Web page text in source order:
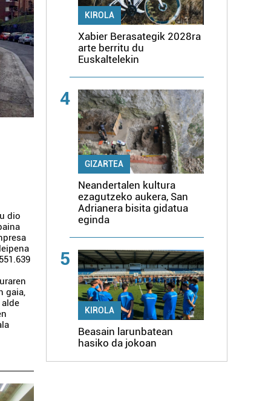
dio
gaia,
KIROLA
Xabier Berasategik 2028ra
arte berritu du
Euskaltelekin
4
GIZARTEA
Neandertalen kultura
ezagutzeko aukera, San
Adrianera bisita gidatua
eginda
5
KIROLA
Beasain larunbatean
hasiko da jokoan